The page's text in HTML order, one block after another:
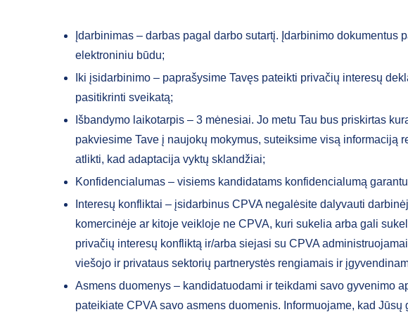
Įdarbinimas – darbas pagal darbo sutartį. Įdarbinimo dokumentus
elektroniniu būdu;
Iki įsidarbinimo – paprašysime Tavęs pateikti privačių interesų
pasitikrinti sveikatą;
Išbandymo laikotarpis – 3 mėnesiai. Jo metu Tau bus priskirtas
pakviesime Tave į naujokų mokymus, suteiksime visą informaciją
atlikti, kad adaptacija vyktų sklandžiai;
Konfidencialumas – visiems kandidatams konfidencialumą
Interesų konfliktai – įsidarbinus CPVA negalėsite dalyvauti
komercinėje ar kitoje veikloje ne CPVA, kuri sukelia arba gali
privačių interesų konfliktą ir/arba siejasi su CPVA
viešojo ir privataus sektorių partnerystės rengiamais ir
Asmens duomenys – kandidatuodami ir teikdami savo gyvenimo
pateikiate CPVA savo asmens duomenis. Informuojame, kad Jūsų